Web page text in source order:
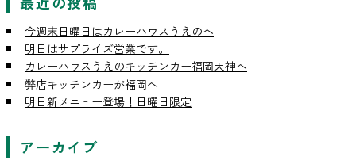
今週末日曜日はカレーハウスうえのへ
明日はサプライズ営業です。
カレーハウスうえのキッチンカー福岡天神へ
弊店キッチンカーが福岡へ
明日新メニュー登場！日曜日限定
アーカイブ